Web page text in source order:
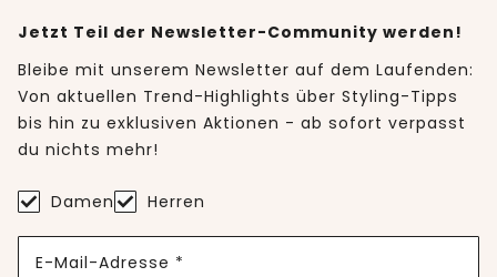
Jetzt Teil der Newsletter-Community werden!
Bleibe mit unserem Newsletter auf dem Laufenden:
Von aktuellen Trend-Highlights über Styling-Tipps
bis hin zu exklusiven Aktionen - ab sofort verpasst
du nichts mehr!
Damen Herren
E-Mail-Adresse *